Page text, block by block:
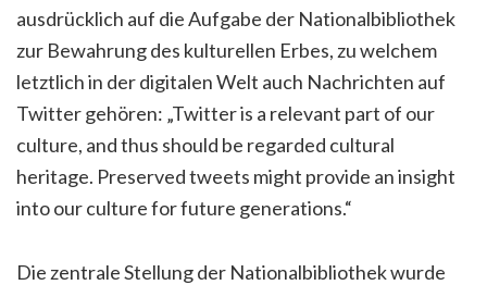
ausdrücklich auf die Aufgabe der Nationalbibliothek
zur Bewahrung des kulturellen Erbes, zu welchem
letztlich in der digitalen Welt auch Nachrichten auf
Twitter gehören: „Twitter is a relevant part of our
culture, and thus should be regarded cultural
heritage. Preserved tweets might provide an insight
into our culture for future generations.“
Die zentrale Stellung der Nationalbibliothek wurde